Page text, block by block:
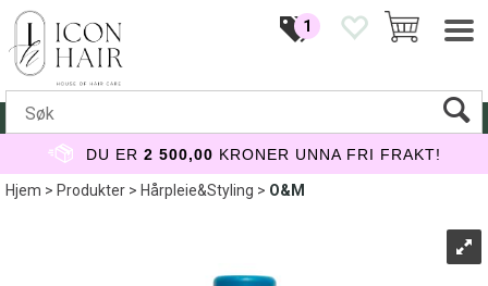
1
DU ER 2 500,00 KRONER UNNA FRI FRAKT!
Hjem>Produkter>Hårpleie&Styling>O&M